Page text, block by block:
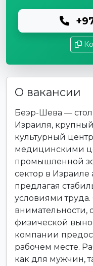
О вакансии
Беэр-Шева —
Израиля,
культурный
медицинскими
промышленной
сектор в Израиле
предлагая
условиями труда.
внимательности,
физической
компании
рабочем месте.
как для мужчин,